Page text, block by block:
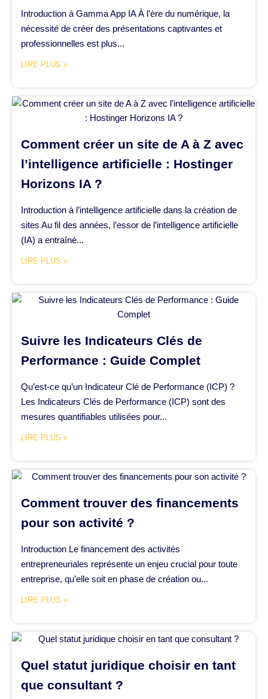
Introduction à Gamma App IA À l’ère du numérique, la
nécessité de créer des présentations captivantes et
professionnelles est plus...
LIRE PLUS »
Comment créer un site de A à Z avec
l’intelligence artificielle : Hostinger
Horizons IA ?
Introduction à l’intelligence artificielle dans la création de
sites Au fil des années, l’essor de l’intelligence artificielle
(IA) a entraîné...
LIRE PLUS »
Suivre les Indicateurs Clés de
Performance : Guide Complet
Qu’est-ce qu’un Indicateur Clé de Performance (ICP) ?
Les Indicateurs Clés de Performance (ICP) sont des
mesures quantifiables utilisées pour...
LIRE PLUS »
Comment trouver des financements
pour son activité ?
Introduction Le financement des activités
entrepreneuriales représente un enjeu crucial pour toute
entreprise, qu’elle soit en phase de création ou...
LIRE PLUS »
Quel statut juridique choisir en tant
que consultant ?